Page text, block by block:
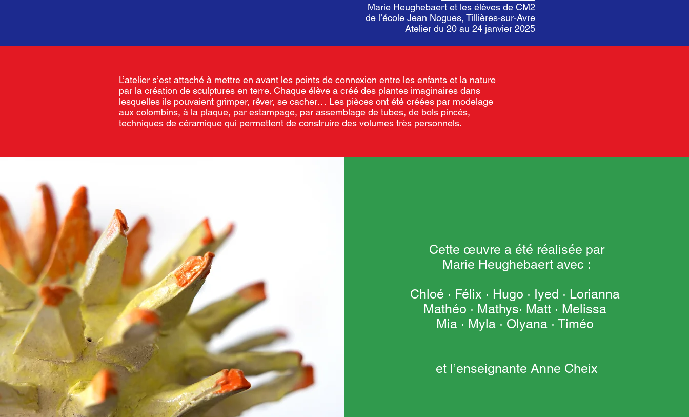
Marie Heughebaert et les élèves de CM2
de l’école Jean Nogues, Tillières-sur-Avre
Atelier du 20 au 24 janvier 2025
L’atelier s’est attaché à mettre en avant les points de connexion entre les enfants et la nature
par la création de sculptures en terre. Chaque élève a créé des plantes imaginaires dans
lesquelles ils pouvaient grimper, rêver, se cacher… Les pièces ont été créées par modelage
aux colombins, à la plaque, par estampage, par assemblage de tubes, de bols pincés,
techniques de céramique qui permettent de construire des volumes très personnels.
Cette œuvre a été réalisée par
Marie Heughebaert avec :
Chloé · Félix · Hugo · Iyed · Lorianna
Mathéo · Mathys· Matt · Melissa
Mia · Myla · Olyana · Timéo
et l’enseignante Anne Cheix